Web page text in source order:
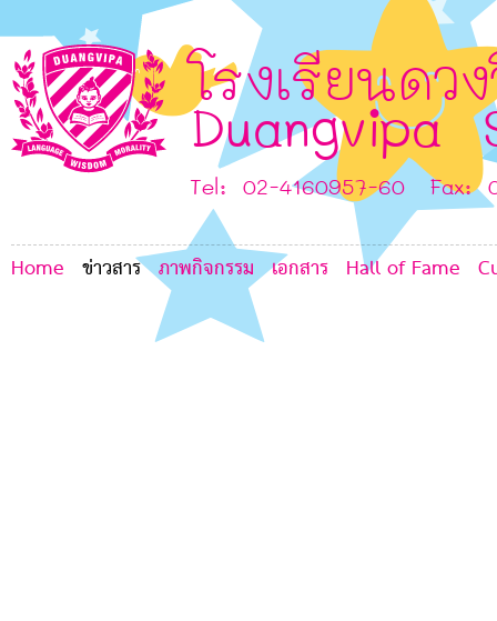
โรงเรียนดว
Duangvipa
Tel: 02-4160957-60 Fax:
Home ข่าวสาร ภาพกิจกรรม เอกสาร Hall of Fame
6
8
6
G